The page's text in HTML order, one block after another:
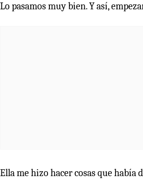
Lo pasamos muy bien. Y así,
Ella me hizo hacer cosas que había